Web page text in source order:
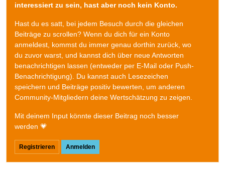
interessiert zu sein, hast aber noch kein Konto.
Hast du es satt, bei jedem Besuch durch die gleichen
Beiträge zu scrollen? Wenn du dich für ein Konto
anmeldest, kommst du immer genau dorthin zurück, wo
du zuvor warst, und kannst dich über neue Antworten
benachrichtigen lassen (entweder per E-Mail oder Push-
Benachrichtigung). Du kannst auch Lesezeichen
speichern und Beiträge positiv bewerten, um anderen
Community-Mitgliedern deine Wertschätzung zu zeigen.
Mit deinem Input könnte dieser Beitrag noch besser
werden 💗
Registrieren Anmelden